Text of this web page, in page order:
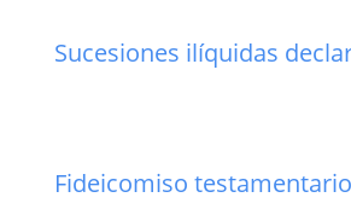
Sucesiones ilíquidas
Fideicomiso testamentario